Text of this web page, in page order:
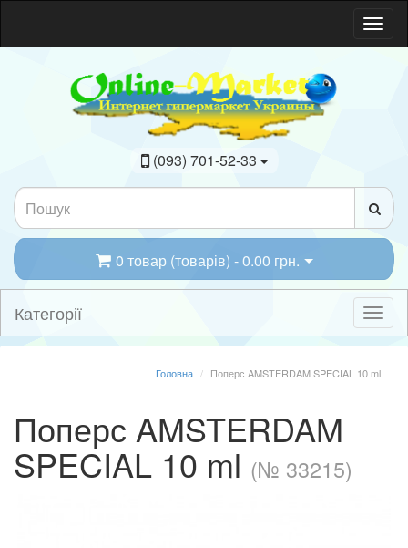
(093) 701-52-33
0 товар (товарів) - 0.00 грн.
Категорії
Головна Поперс AMSTERDAM SPECIAL 10 ml
Поперс AMSTERDAM
SPECIAL 10 ml (№ 33215)